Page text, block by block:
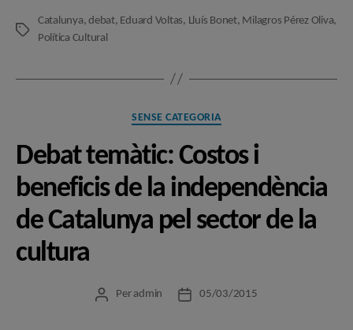
Etiquetes
Catalunya,debat, Eduard Voltas, Lluís Bonet, Milagros Pérez Oliva,
Política Cultural
Categories
SENSE CATEGORIA
Debat temàtic: Costos i
beneficis de la independència
de Catalunya pel sector de la
cultura
Autor
Per admin
Data05/03/2015